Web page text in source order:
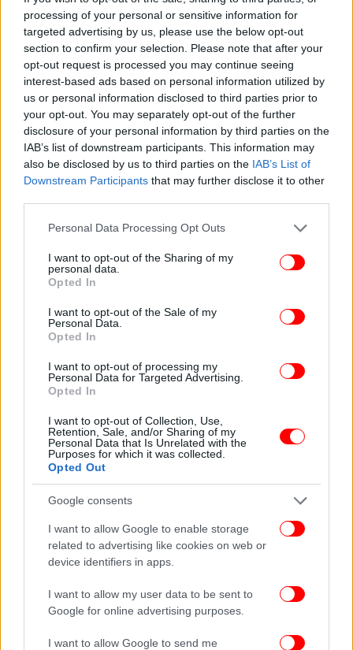
processing of your personal or sensitive information for
targeted advertising by us, please use the below opt-out
section to confirm your selection. Please note that after your
opt-out request is processed you may continue seeing
interest-based ads based on personal information utilized by
us or personal information disclosed to third parties prior to
your opt-out. You may separately opt-out of the further
disclosure of your personal information by third parties on the
IAB’s list of downstream participants. This information may
also be disclosed by us to third parties on the IAB’s List of
Downstream Participants that may further disclose it to other
Please note that this website/app uses one or more Google
not limited to your visit or usage behaviour. You may click to
grant or deny consent to Google and its third-party tags to
use your data for below specified purposes in below Google
consent section.
Personal Data Processing Opt Outs
I want to opt-out of the Sharing of my
personal data.
Opted In
I want to opt-out of the Sale of my
Personal Data.
Opted In
I want to opt-out of processing my
Personal Data for Targeted Advertising.
Opted In
I want to opt-out of Collection, Use,
Retention, Sale, and/or Sharing of my
Personal Data that Is Unrelated with the
Purposes for which it was collected.
Opted Out
Google consents
I want to allow Google to enable storage
related to advertising like cookies on web or
device identifiers in apps.
I want to allow my user data to be sent to
Google for online advertising purposes.
I want to allow Google to send me
εικόνα: Ο Άλεν περιγραφόταν ως ευφυής και η
παρουσία του καθησυχαστική, με τους μαθητές να
δηλώνουν σοκαρισμένοι από τη σύλληψή του.
Κρατά το στόμα του κλειστό ο Άλεν
Σύμφωνα με τα έγγραφα κατηγορίας, ο 31χρονος
επικαλέστηκε το δικαίωμά του στη σιωπήμετά τη
σύλληψη και θα επιστρέψει στο δικαστήριο την
Πέμπτη για ακρόαση κράτησης.